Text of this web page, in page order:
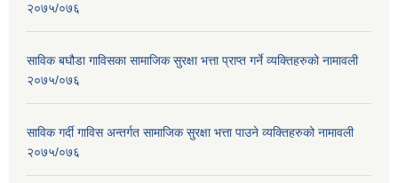
२०७५/०७६
साविक बघौडा गाविसका सामाजिक सुरक्षा भत्ता प्राप्त गर्ने व्यक्तिहरुको नामावली
२०७५/०७६
साविक गर्दी गाविस अन्तर्गत सामाजिक सुरक्षा भत्ता पाउने व्यक्तिहरुको नामावली
२०७५/०७६